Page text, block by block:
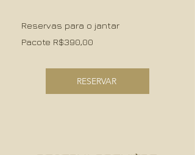
Reservas para o jantar
Pacote R$390,00​​
RESERVAR